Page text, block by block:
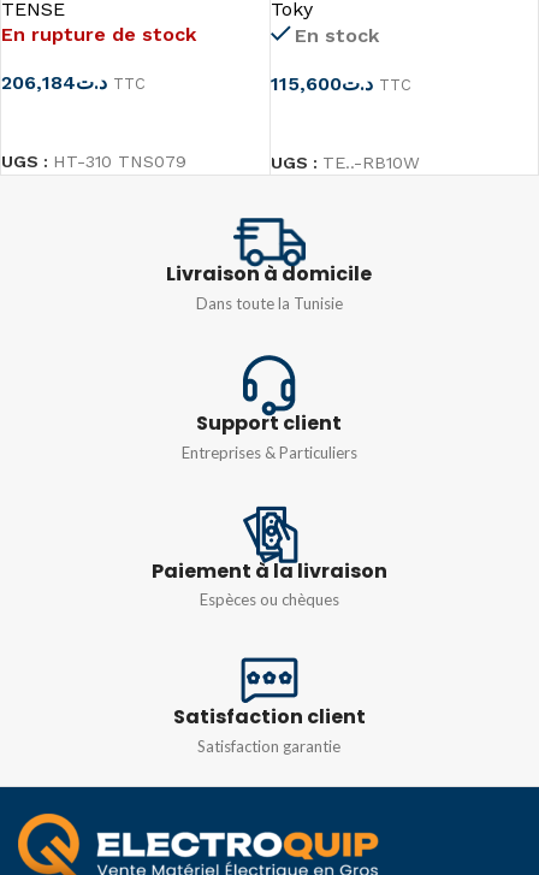
température et de
l’humidité
TENSE
En rupture de stock
د.ت206,184
TTC
UGS : HT-310 TNS079
‘100-240V AC/DC
Toky
En stock
د.ت115,600
TTC
UGS : TE..-RB10W
Livraison à domicile
Dans toute la Tunisie
Support client
Entreprises & Particuliers
Paiement à la livraison
Espèces ou chèques
Satisfaction client
Satisfaction garantie